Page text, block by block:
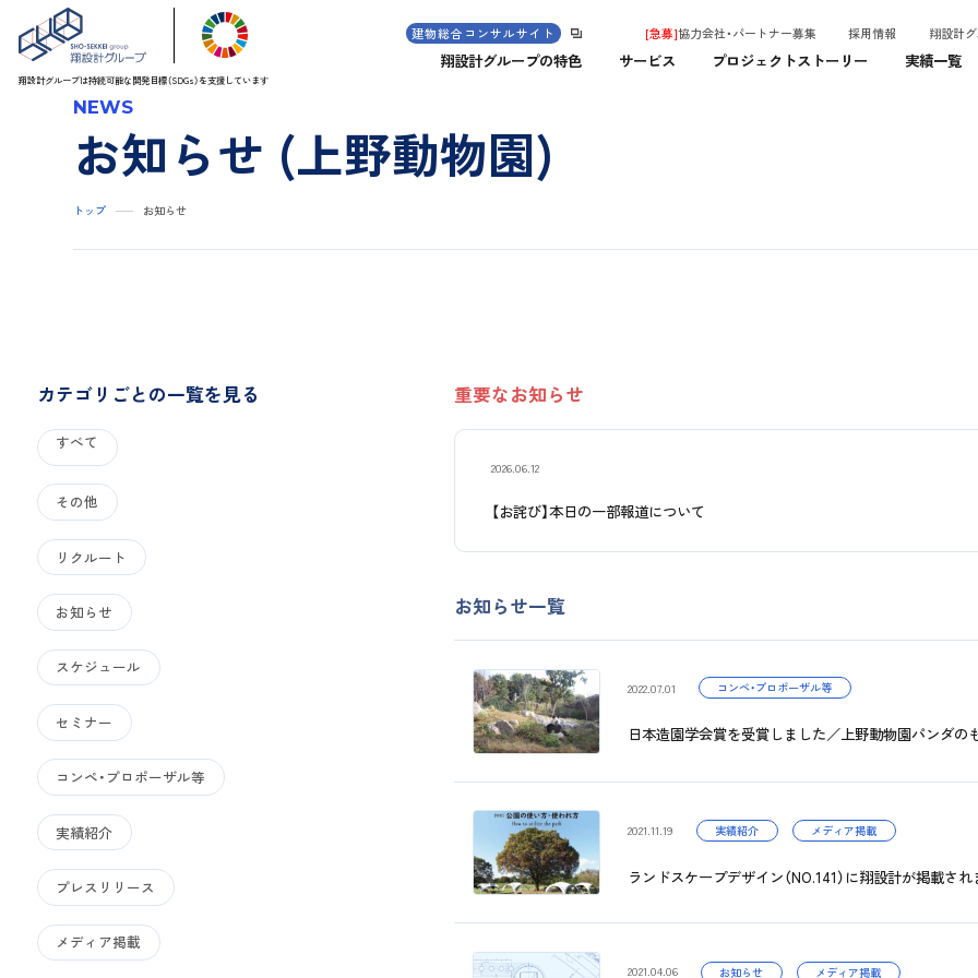
翔設計グループは持続可能な開発目標（SDGs）を支援しています
建物総合コンサルサイト [急募]協力会社・パートナー募集 採用情報 翔設計
翔設計グループの特色 サービス プロジェクトストーリー 実績一覧
お知らせ (上野動物園)
NEWS
トップ お知らせ
カテゴリごとの一覧を見る
すべて
その他
リクルート
お知らせ
スケジュール
セミナー
コンペ・プロポーザル等
実績紹介
プレスリリース
メディア掲載
重要なお知らせ
2026.06.12
【お詫び】本日の一部報道について
お知らせ一覧
2022.07.01 コンペ・プロポーザル等
日本造園学会賞を受賞しました／上野動物園パンダの
2021.11.19 実績紹介 メディア掲載
ランドスケープデザイン（NO.141）に翔設計が掲載され
2021.04.06 お知らせ メディア掲載